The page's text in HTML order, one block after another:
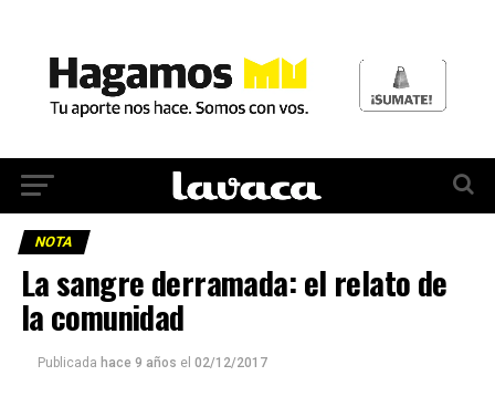
NOTA
La sangre derramada: el relato de
la comunidad
Publicada hace 9 años el 02/12/2017